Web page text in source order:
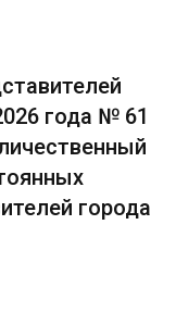
года № 61
города